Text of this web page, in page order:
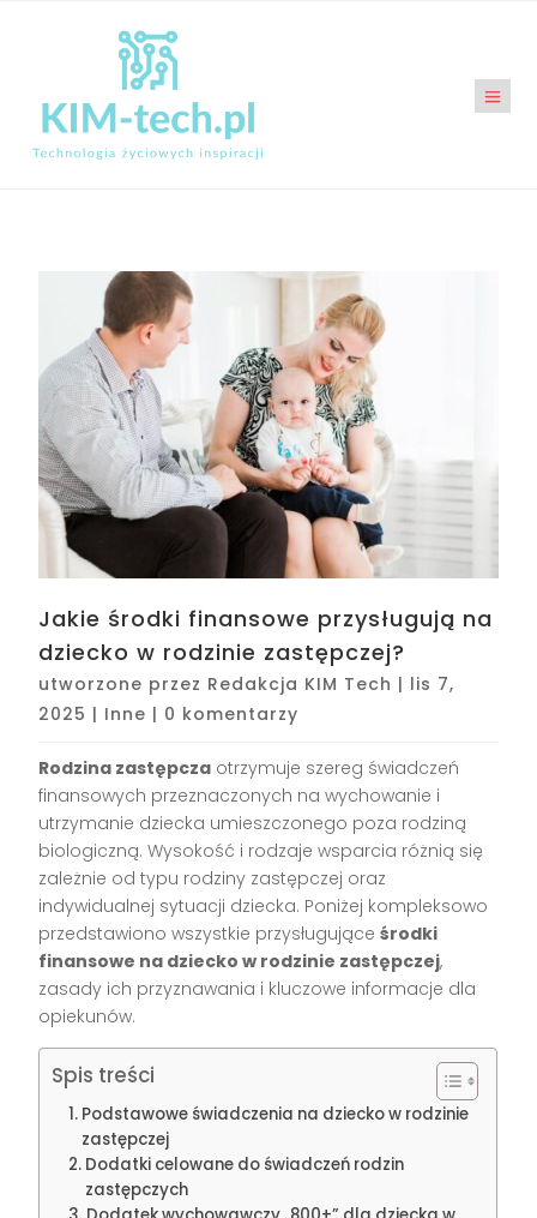
Jakie środki finansowe przysługują na
dziecko w rodzinie zastępczej?
utworzone przez Redakcja KIM Tech | lis 7,
2025 | Inne | 0 komentarzy
Rodzina zastępcza otrzymuje szereg świadczeń
finansowych przeznaczonych na wychowanie i
utrzymanie dziecka umieszczonego poza rodziną
biologiczną. Wysokość i rodzaje wsparcia różnią się
zależnie od typu rodziny zastępczej oraz
indywidualnej sytuacji dziecka. Poniżej kompleksowo
przedstawiono wszystkie przysługująceśrodki
finansowe na dziecko w rodzinie zastępczej,
zasady ich przyznawania i kluczowe informacje dla
opiekunów.
Spis treści
Podstawowe świadczenia na dziecko w rodzinie
zastępczej
Dodatki celowane do świadczeń rodzin
zastępczych